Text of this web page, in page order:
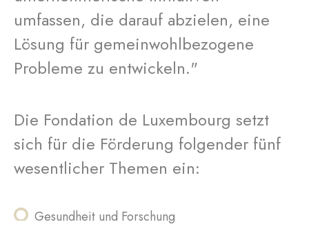
umfassen, die darauf abzielen, eine
Lösung für gemeinwohlbezogene
Probleme zu entwickeln."
Die Fondation de Luxembourg setzt
sich für die Förderung folgender fünf
wesentlicher Themen ein:
Gesundheit und Forschung